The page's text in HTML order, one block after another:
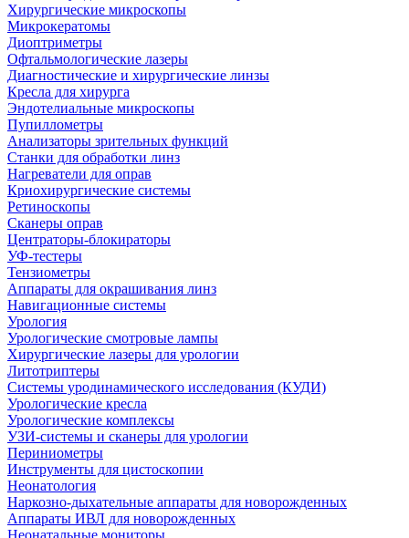
Хирургические микроскопы
Микрокератомы
Диоптриметры
Офтальмологические лазеры
Диагностические и хирургические линзы
Кресла для хирурга
Эндотелиальные микроскопы
Пупиллометры
Анализаторы зрительных функций
Станки для обработки линз
Нагреватели для оправ
Криохирургические системы
Ретиноскопы
Сканеры оправ
Центраторы-блокираторы
УФ-тестеры
Тензиометры
Аппараты для окрашивания линз
Навигационные системы
Урология
Урологические смотровые лампы
Хирургические лазеры для урологии
Литотриптеры
Системы уродинамического исследования (КУДИ)
Урологические кресла
Урологические комплексы
УЗИ-системы и сканеры для урологии
Периниометры
Инструменты для цистоскопии
Неонатология
Наркозно-дыхательные аппараты для новорожденных
Аппараты ИВЛ для новорожденных
Неонатальные мониторы